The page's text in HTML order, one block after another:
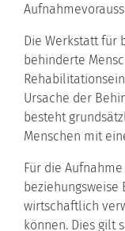
Die Werkstatt für
behinderte
Ursache der
besteht
Menschen mit
Für die
beziehungsweise
wirtschaftlich
können. Dies gilt